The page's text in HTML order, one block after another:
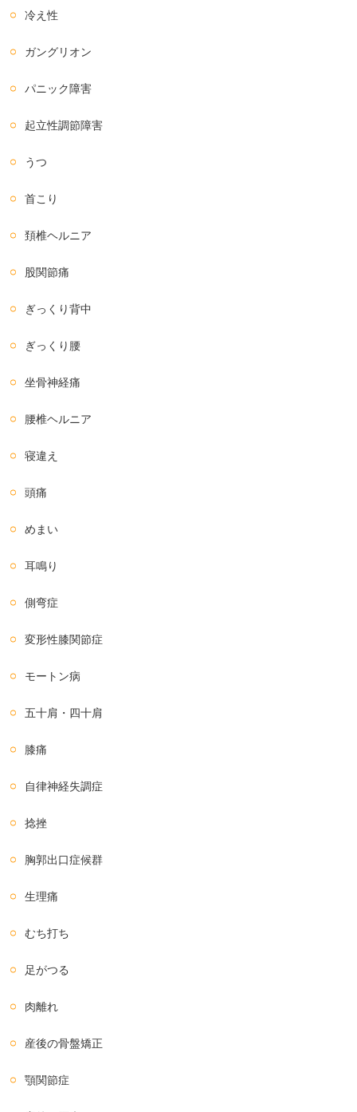
冷え性
ガングリオン
パニック障害
起立性調節障害
うつ
首こり
頚椎ヘルニア
股関節痛
ぎっくり背中
ぎっくり腰
坐骨神経痛
腰椎ヘルニア
寝違え
頭痛
めまい
耳鳴り
側弯症
変形性膝関節症
モートン病
五十肩・四十肩
膝痛
自律神経失調症
捻挫
胸郭出口症候群
生理痛
むち打ち
足がつる
肉離れ
産後の骨盤矯正
顎関節症